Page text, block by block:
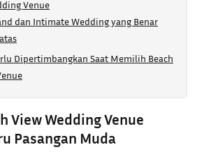
Venue
dan Intimate Wedding yang Benar
Dipertimbangkan Saat Memilih Beach
View Wedding Venue
Pasangan Muda